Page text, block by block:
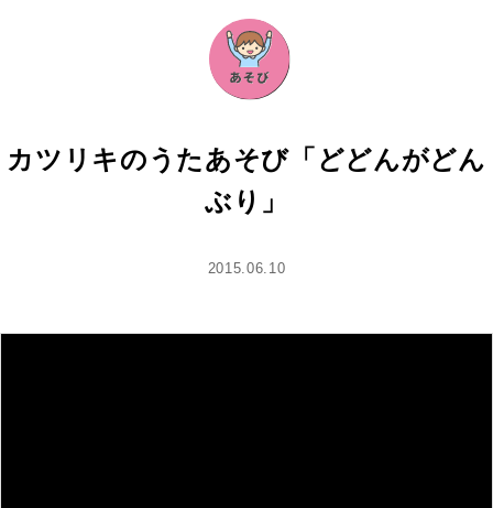
カツリキのうたあそび「どどんがどん
ぶり」
2015.06.10